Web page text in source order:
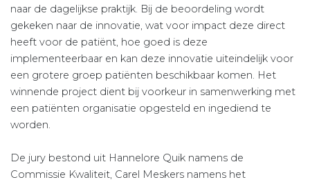
naar de dagelijkse praktijk. Bij de beoordeling wordt
gekeken naar de innovatie, wat voor impact deze direct
heeft voor de patiënt, hoe goed is deze
implementeerbaar en kan deze innovatie uiteindelijk voor
een grotere groep patiënten beschikbaar komen. Het
winnende project dient bij voorkeur in samenwerking met
een patiënten organisatie opgesteld en ingediend te
worden.
De jury bestond uit Hannelore Quik namens de
Commissie Kwaliteit, Carel Meskers namens het